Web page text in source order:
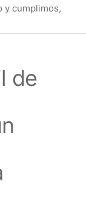
y cumplimos,
de